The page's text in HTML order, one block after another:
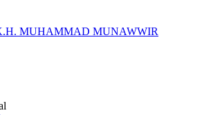
MUHAMMAD MUNAWWIR